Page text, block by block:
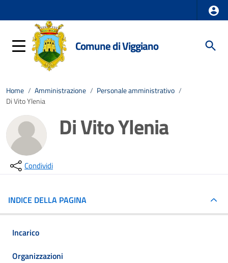
Comune di Viggiano
Home / Amministrazione / Personale amministrativo /
Di Vito Ylenia
Di Vito Ylenia
Condividi
INDICE DELLA PAGINA
Incarico
Organizzazioni